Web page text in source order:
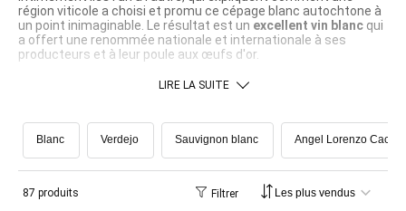
région viticole a choisi et promu ce cépage blanc autochtone à
un point inimaginable. Le résultat est un excellent vin blanc qui
a offert une renommée nationale et internationale à ses
producteurs et à leur poule aux œufs d'or.
LIRE LA SUITE
Blanc Verdejo Sauvignon blanc Angel Lorenzo
87 produits Filtrer